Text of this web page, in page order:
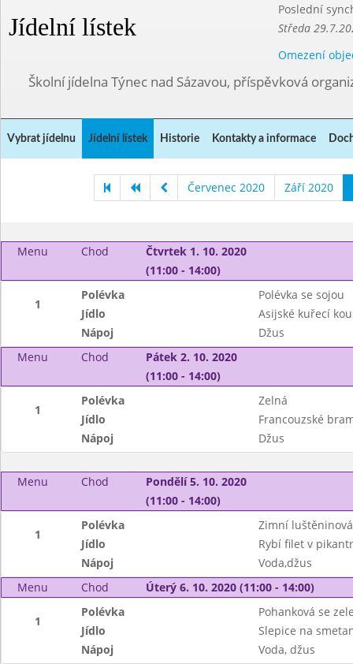
Jídelní lístek
Poslední
Středa
Omezení
Školní jídelna Týnec nad Sázavou, příspěvková
Vybrat jídelnu Jídelní lístek Historie Kontakty a informace
Červenec 2020 Září 2020
Menu Chod
Čtvrtek 1. 10. 2020
(11:00 - 14:00)
1
Polévka
Polévka se sojou
Jídlo
Asijské kuřecí
Nápoj
Džus
Menu
Chod
Pátek 2. 10. 2020
(11:00 - 14:00)
1
Polévka
Zelná
Jídlo
Francouzské
Nápoj
Džus
Menu Chod
Pondělí 5. 10. 2020
(11:00 - 14:00)
1
Polévka
Zimní luštěninová
Jídlo
Rybí filet v
Nápoj
Voda,džus
Menu
Chod Úterý 6. 10. 2020 (11:00 - 14:00)
1
Polévka
Pohanková se
Jídlo
Slepice na
Nápoj
Voda, džus